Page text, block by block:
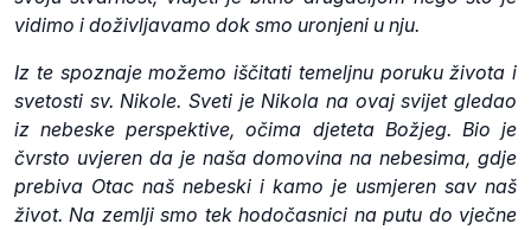
vidimo i doživljavamo dok smo uronjeni u nju.
Iz te spoznaje možemo iščitati temeljnu poruku života i
svetosti sv. Nikole. Sveti je Nikola na ovaj svijet gledao
iz nebeske perspektive, očima djeteta Božjeg. Bio je
čvrsto uvjeren da je naša domovina na nebesima, gdje
prebiva Otac naš nebeski i kamo je usmjeren sav naš
život. Na zemlji smo tek hodočasnici na putu do vječne